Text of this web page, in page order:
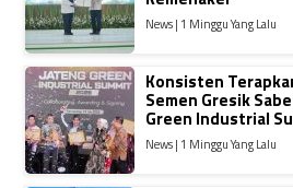
News | 1 Minggu Yang Lalu
Konsisten
Semen Gresik
Green Industrial
News | 1 Minggu Yang Lalu